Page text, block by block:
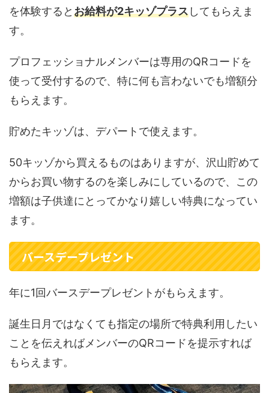
を体験するとお給料が2キッゾプラスしてもらえま
す。
プロフェッショナルメンバーは専用のQRコードを
使って受付するので、特に何も言わないでも増額分
もらえます。
貯めたキッゾは、デパートで使えます。
50キッゾから買えるものはありますが、沢山貯めて
からお買い物するのを楽しみにしているので、この
増額は子供達にとってかなり嬉しい特典になってい
ます。
バースデープレゼント
年に1回バースデープレゼントがもらえます。
誕生日月ではなくても指定の場所で特典利用したい
ことを伝えればメンバーのQRコードを提示すれば
もらえます。